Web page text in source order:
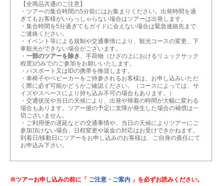
【全商品共通のご注意】
・ツアーの集合時間の5分前にはお集まりください。出発時間を過
ぎてもお客様がいらっしゃらない場合はツアーは出発します。
・集合時間を5分過ぎてもガイドに会えない場合は緊急連絡先まで
ご連絡ください。
・イベント等による規制や交通事情により、観光コースの変更、下
車観光ができない場合がございます。
・ 一部のツアーを除き 、手荷物（ひざの上におけるリュックサック
程度)のみでのご参加をお願いいたします。
・パスポート又はIDの携帯を推奨します。
・車椅子やベビーカーをご持参されるお客様は、お申し込みいただ
く際に必ず可能かどうかご確認ください。（コースによっては、サ
イズやスペースにより持ち込み不可の場合もあります。）
・交通状況や当日の天候により、出発や帰着の時間が大幅に変わる
場合もあります。ツアー後の予定に支障が発生した場合の補償は一
切ございません。
・ご利用便の遅延などの交通事情や、当日の天候によりツアーにご
参加頂けない場合、日程変更や返金の対応はお受けできかねます。
到着日/移動日にツアーをお申し込みのお客様は、ご自身の責任にて
お申込み下さい。
※ツアーお申し込みの前に「 ご注意・ご案内 」を必ずお読みください。